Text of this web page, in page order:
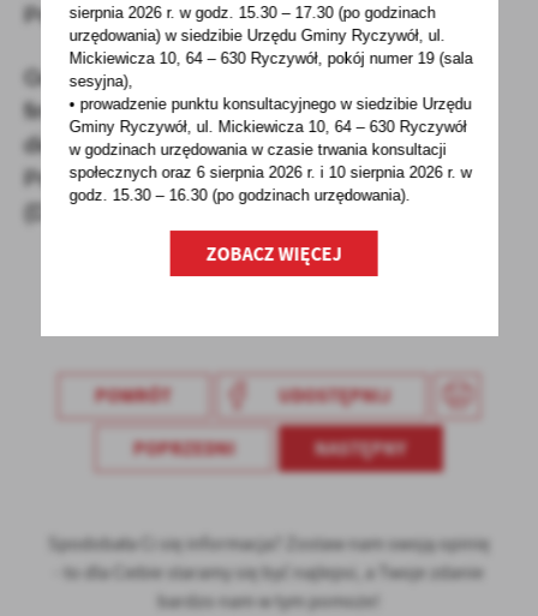
Polaków za granicą).
Genauere Informationen zum Datenschutz
finden Sie in der Informationsklausel,
die auf der Webseite www.zus.pl (ZUS dla
Polaków za granicą) veröffentlicht wurde
(Dokument auf Polnisch).
POWRÓT UDOSTĘPNIJ
POPRZEDNI NASTĘPNY
Spodobała Ci się informacja? Zostaw nam swoją opinię
- to dla Ciebie staramy się być najlepsi, a Twoje zdanie
bardzo nam w tym pomoże!
sierpnia 2026 r.w godz. 15.30 – 17.30 (po godzinach
urzędowania) w siedzibie Urzędu Gminy Ryczywół, ul.
Mickiewicza 10, 64 – 630 Ryczywół, pokójnumer 19 (sala
sesyjna),
• prowadzenie punktu konsultacyjnego w siedzibie Urzędu
Gminy Ryczywół, ul. Mickiewicza 10, 64 – 630 Ryczywół
w godzinachurzędowania w czasie trwania konsultacji
społecznych oraz 6 sierpnia 2026 r. i 10 sierpnia 2026 r. w
godz. 15.30 – 16.30 (po godzinachurzędowania).
ZOBACZ WIĘCEJ